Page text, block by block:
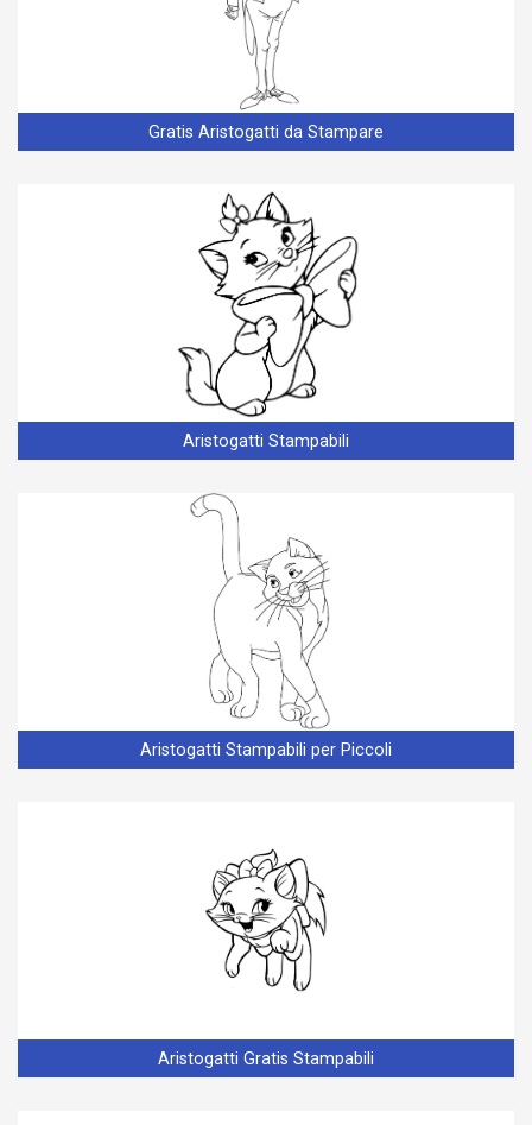
Gratis Aristogatti da Stampare
Aristogatti Stampabili
Aristogatti Stampabili per Piccoli
Aristogatti Gratis Stampabili